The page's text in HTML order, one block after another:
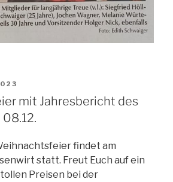
mit Jahresbericht des
findet am
statt. Freut Euch auf ein
Preisen bei der